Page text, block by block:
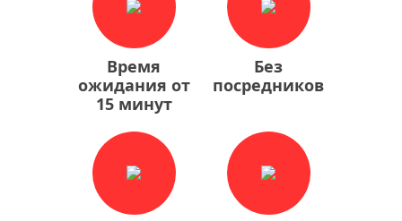
Время
ожидания от
15 минут
Без
посредников